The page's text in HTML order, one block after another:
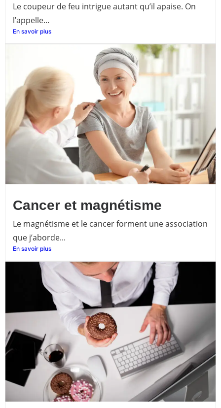
Le coupeur de feu intrigue autant qu’il apaise. On
l’appelle...
En savoir plus
Cancer et magnétisme
Le magnétisme et le cancer forment une association
que j’aborde...
En savoir plus